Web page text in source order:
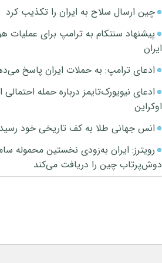
چین ارسال سلاح به ایران را تکذیب کرد
پیشنهاد سنتکام به ترامپ برای عملیات
ایران
ادعای ترامپ: به حملات ایران پاسخ
ادعای نیویورک‌تایمز درباره حمله
اوکراین
انس جهانی طلا به کف تاریخی خود رسید
رویترز: ایران به‌زودی نخستین محموله
دوش‌پرتاب چین را دریافت می‌کند